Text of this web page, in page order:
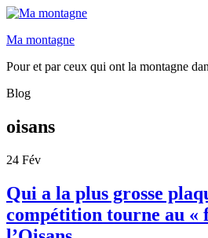
Ma montagne
Pour et par ceux qui ont la montagne
Blog
oisans
24 Fév
Qui a la plus grosse
compétition tourne au «